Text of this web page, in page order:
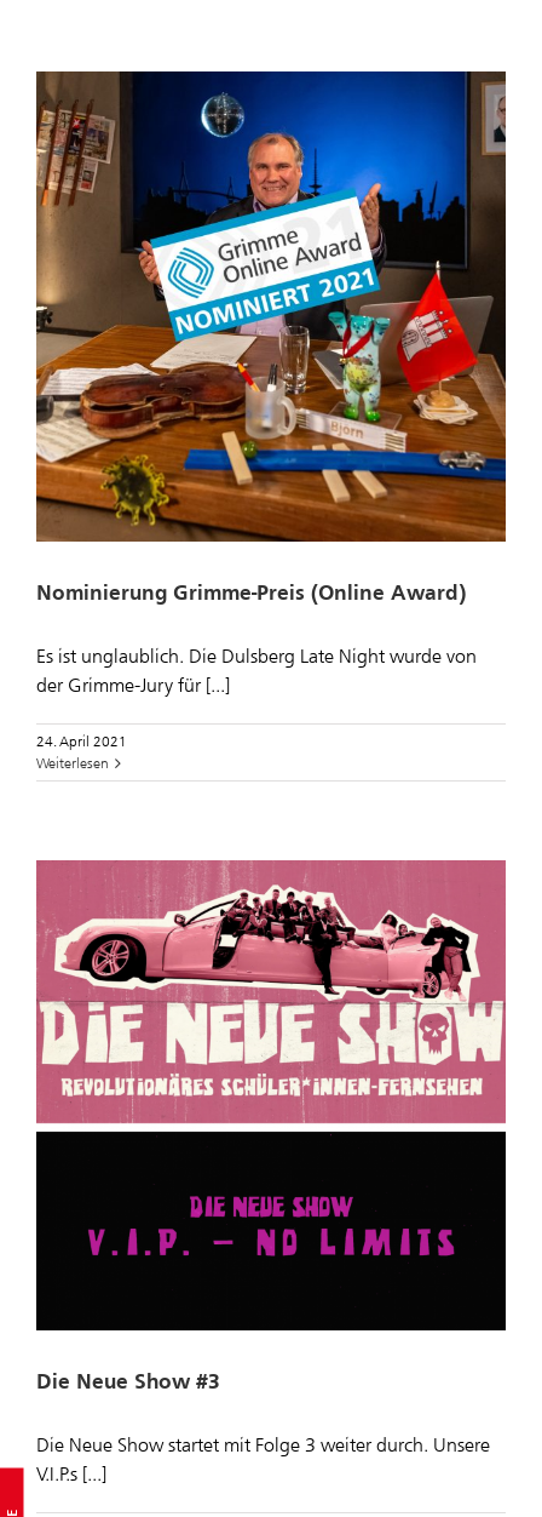
Nominierung Grimme-Preis (Online Award)
Es ist unglaublich. Die Dulsberg Late Night wurde von
der Grimme-Jury für [...]
24. April 2021
Weiterlesen
Die Neue Show #3
Die Neue Show startet mit Folge 3 weiter durch. Unsere
V.I.P.s [...]